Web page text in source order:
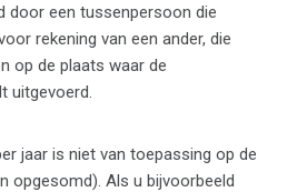
door een tussenpersoon die
rekening van een ander, die
op de plaats waar de
uitgevoerd.
jaar is niet van toepassing op de
opgesomd). Als u bijvoorbeeld